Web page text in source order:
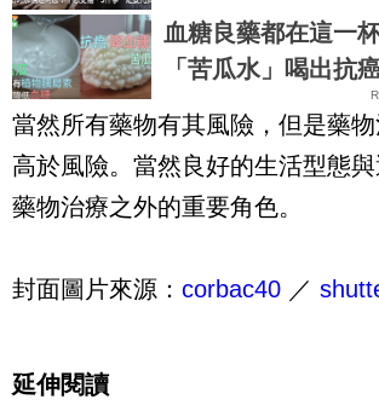
吵不炒都要怪自己
lth
血糖良藥都在這一
「苦瓜水」喝出抗
健康 Health
當然所有藥物有其風險，但是藥
高於風險。當然良好的生活型態
藥物治療之外的重要角色。
封面圖片來源： corbac40 ／
延伸閱讀